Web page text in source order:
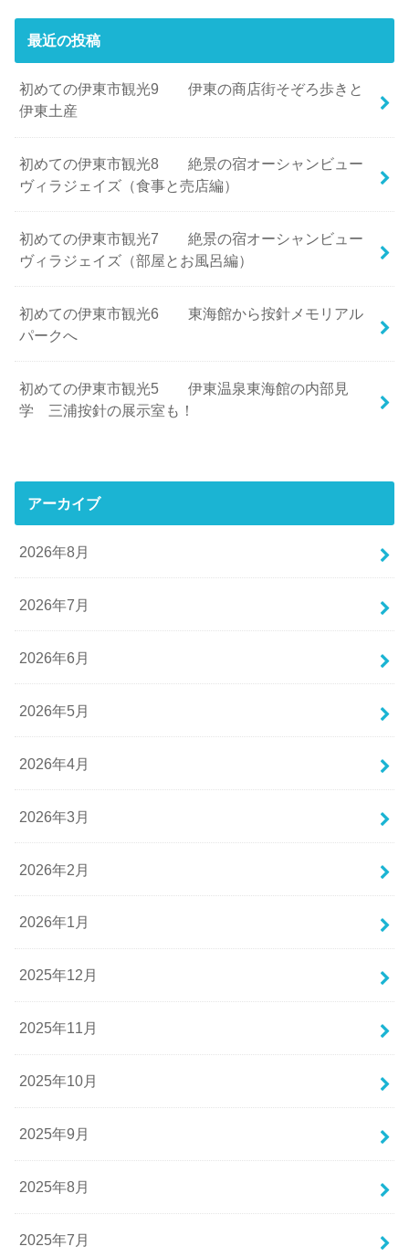
最近の投稿
初めての伊東市観光9 伊東の商店街そぞろ歩きと
伊東土産
初めての伊東市観光8 絶景の宿オーシャンビュー
ヴィラジェイズ（食事と売店編）
初めての伊東市観光7 絶景の宿オーシャンビュー
ヴィラジェイズ（部屋とお風呂編）
初めての伊東市観光6 東海館から按針メモリアル
パークへ
初めての伊東市観光5 伊東温泉東海館の内部見
学 三浦按針の展示室も！
アーカイブ
2026年8月
2026年7月
2026年6月
2026年5月
2026年4月
2026年3月
2026年2月
2026年1月
2025年12月
2025年11月
2025年10月
2025年9月
2025年8月
2025年7月